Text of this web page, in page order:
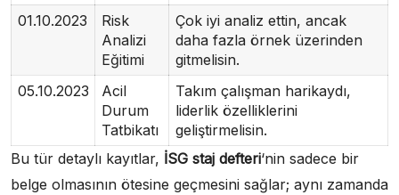
01.10.2023
Risk
Analizi
Eğitimi
Çok iyi analiz ettin, ancak
daha fazla örnek üzerinden
gitmelisin.
05.10.2023
Acil
Durum
Tatbikatı
Takım çalışman harikaydı,
liderlik özelliklerini
geliştirmelisin.
Bu tür detaylı kayıtlar, İSG staj defteri‘nin sadece bir
belge olmasının ötesine geçmesini sağlar; aynı zamanda